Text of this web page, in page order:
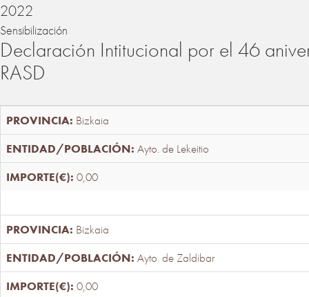
2022
Sensibilización
Declaración Intitucional por el 46
RASD
Bizkaia
Ayto. de Lekeitio
0,00
Bizkaia
Ayto. de Zaldibar
0,00